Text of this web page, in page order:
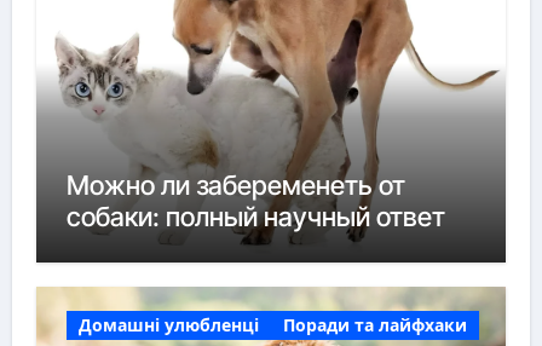
Можно ли забеременеть от
собаки: полный научный ответ
Домашні улюбленці Поради та лайфхаки